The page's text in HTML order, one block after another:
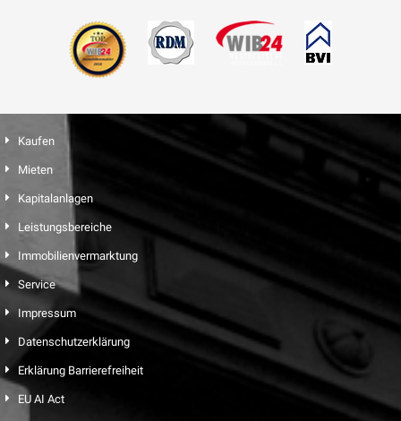
Kaufen
Mieten
Kapitalanlagen
Leistungsbereiche
Immobilienvermarktung
Service
Impressum
Datenschutzerklärung
Erklärung Barrierefreiheit
EU AI Act